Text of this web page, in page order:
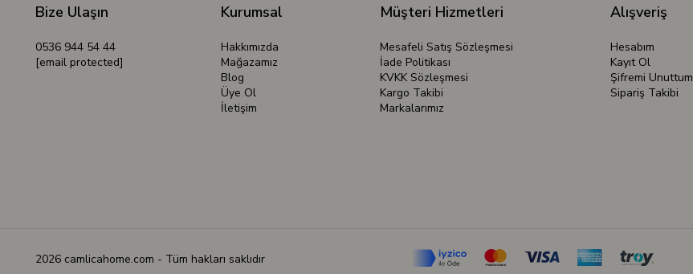
Bize Ulaşın
0536 944 54 44
[email protected]
Kurumsal
Hakkımızda
Mağazamız
Blog
Üye Ol
İletişim
Müşteri Hizmetleri
Mesafeli Satış Sözleşmesi
İade Politikası
KVKK Sözleşmesi
Kargo Takibi
Markalarımız
Alışveriş
Hesabım
Kayıt Ol
Şifremi Unuttum
Sipariş Takibi
2026 camlicahome.com - Tüm hakları saklıdır